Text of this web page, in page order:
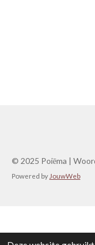
© 2025 Poiēma |
Powered by JouwWeb